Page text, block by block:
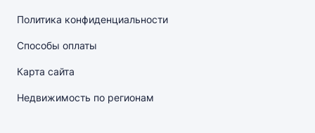
Политика конфиденциальности
Способы оплаты
Карта сайта
Недвижимость по регионам